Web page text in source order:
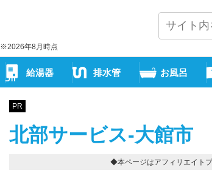
※2026年8月時点
給湯器 排水管 お風呂
PR
北部サービス-大館市
◆本ページはアフィリエイト